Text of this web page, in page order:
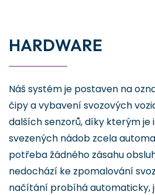
HARDWARE
Náš systém je postaven na
čipy a vybavení svozových
dalších senzorů, díky kterým je
svezených nádob zcela
potřeba žádného zásahu
nedochází ke zpomalování
načítání probíhá automaticky,